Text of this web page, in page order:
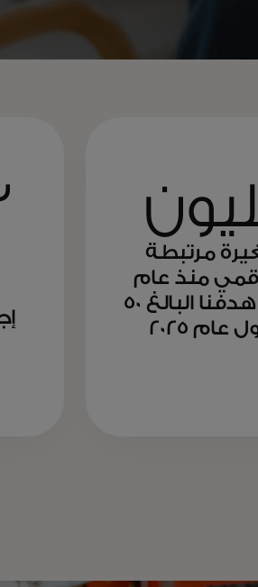
مرتبطة
منذ عام
2020، متجاوزةً هدفنا البالغ 50
2025